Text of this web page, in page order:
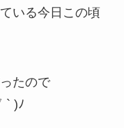
いる今日この頃
たので
` )ﾉ